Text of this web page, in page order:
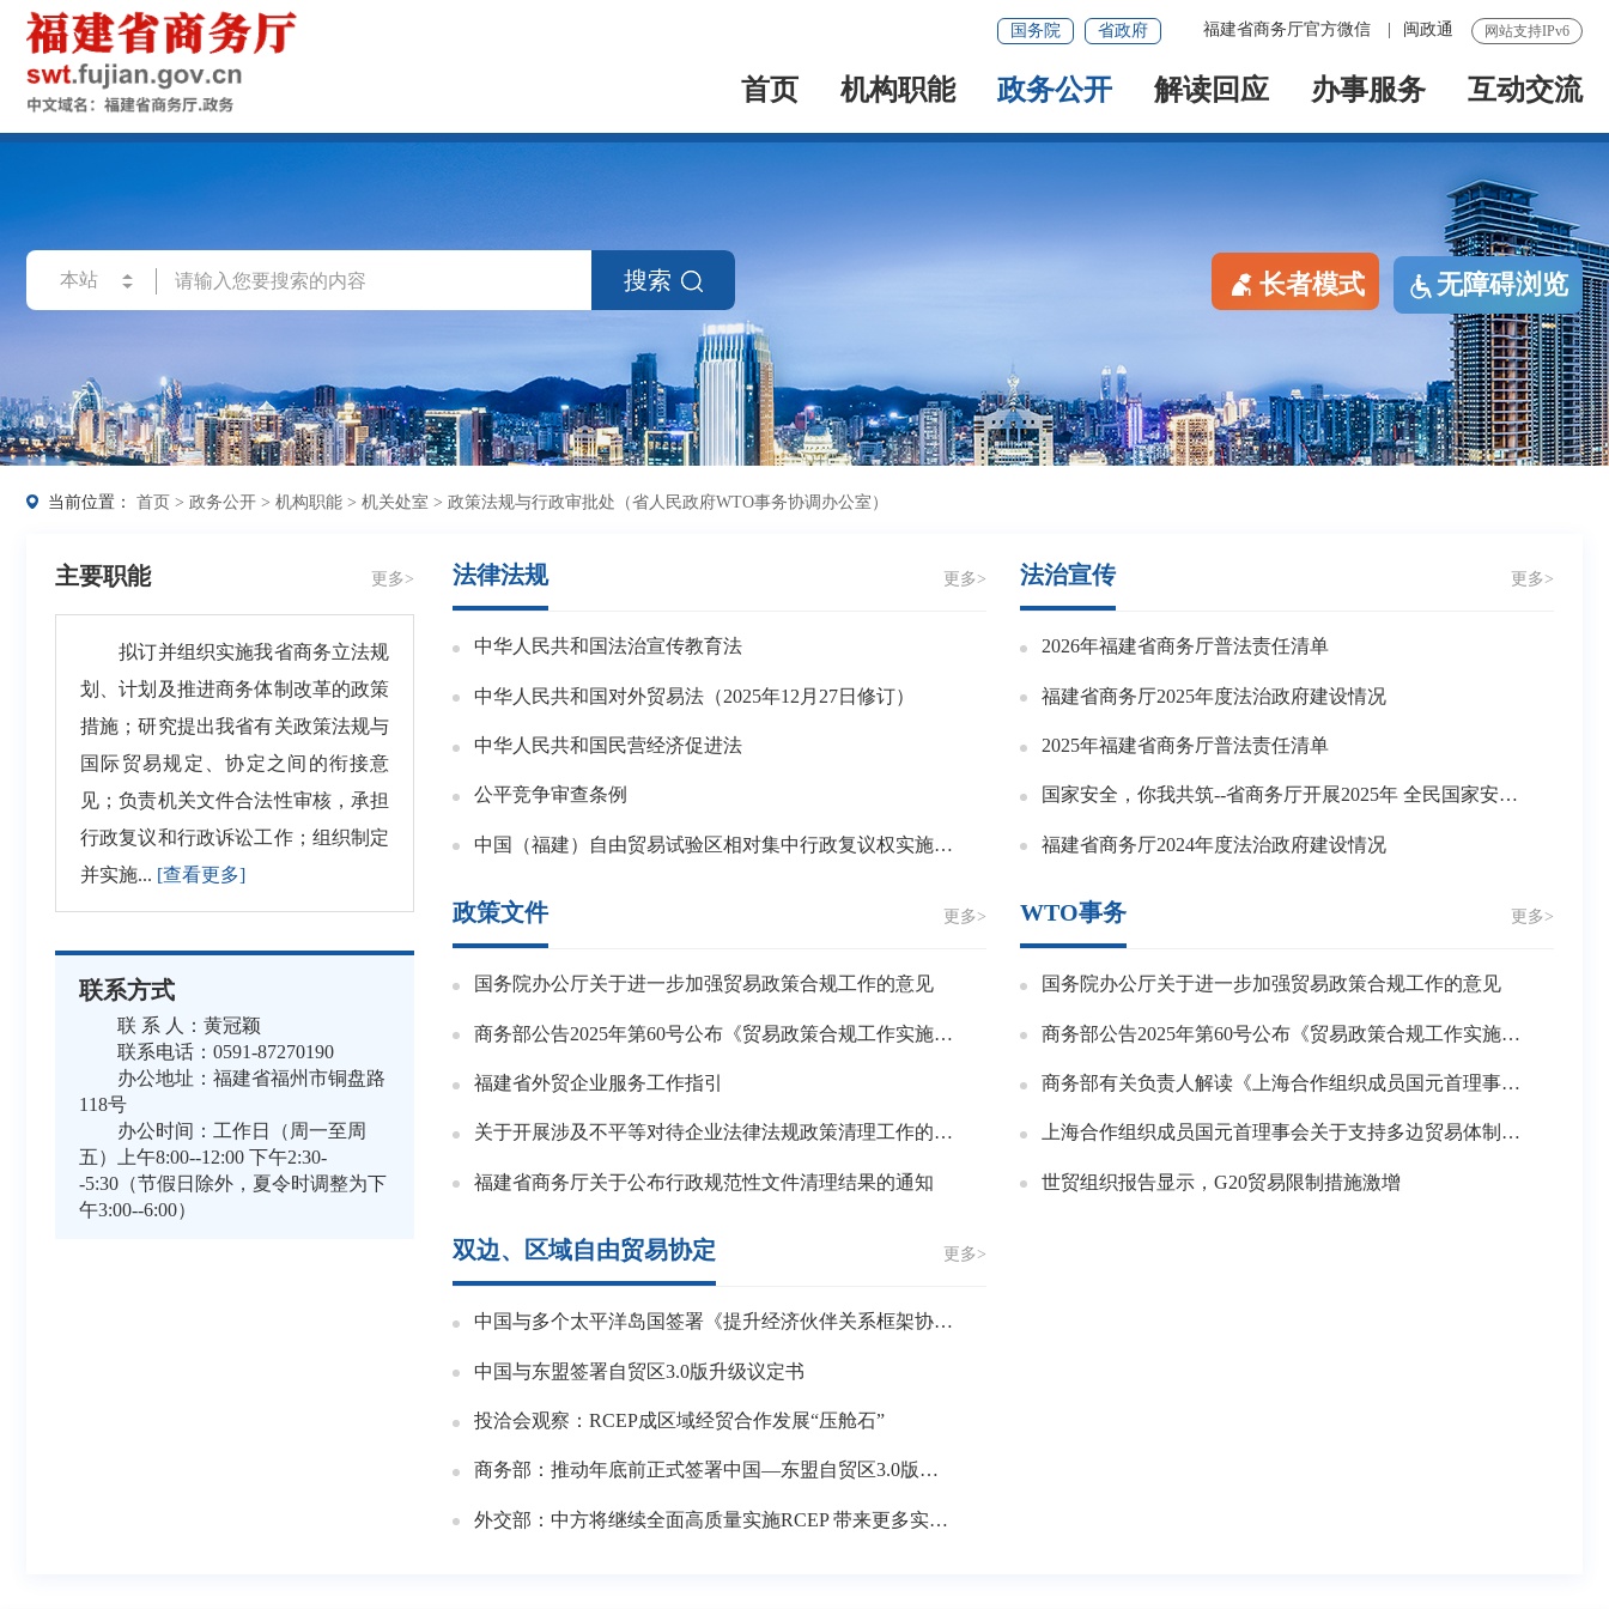
网站支持IPv6
福建省商务厅官方微信 闽政通
国务院 省政府
首页 机构职能 政务公开 解读回应 办事服务 互动交流
搜索 长者模式 无障碍浏览
当前位置： 首页 > 政务公开 > 机构职能 > 机关处室 > 政策法规与行政审批处（省人民政府WTO事务协调办公室）
主要职能 更多>
拟订并组织实施我省商务立法规
划、计划及推进商务体制改革的政策
措施；研究提出我省有关政策法规与
国际贸易规定、协定之间的衔接意
见；负责机关文件合法性审核，承担
行政复议和行政诉讼工作；组织制定
并实施... [查看更多]
联系方式
联 系 人：黄冠颖
联系电话：0591-87270190
办公地址：福建省福州市铜盘路
118号
办公时间：工作日（周一至周
五）上午8:00--12:00 下午2:30-
-5:30（节假日除外，夏令时调整为下
午3:00--6:00）
法律法规 更多>
中华人民共和国法治宣传教育法
中华人民共和国对外贸易法（2025年12月27日修订）
中华人民共和国民营经济促进法
公平竞争审查条例
中国（福建）自由贸易试验区相对集中行政复议权实施办法
法治宣传 更多>
2026年福建省商务厅普法责任清单
福建省商务厅2025年度法治政府建设情况
2025年福建省商务厅普法责任清单
国家安全，你我共筑--省商务厅开展2025年 全民国家安全教育日普法宣传活动
福建省商务厅2024年度法治政府建设情况
政策文件 更多>
国务院办公厅关于进一步加强贸易政策合规工作的意见
商务部公告2025年第60号公布《贸易政策合规工作实施办法》
福建省外贸企业服务工作指引
关于开展涉及不平等对待企业法律法规政策清理工作的公告
福建省商务厅关于公布行政规范性文件清理结果的通知
WTO事务 更多>
国务院办公厅关于进一步加强贸易政策合规工作的意见
商务部公告2025年第60号公布《贸易政策合规工作实施办法》
商务部有关负责人解读《上海合作组织成员国元首理事会关于支持多边贸易体制的声明》
上海合作组织成员国元首理事会关于支持多边贸易体制的声明
世贸组织报告显示，G20贸易限制措施激增
双边、区域自由贸易协定 更多>
中国与多个太平洋岛国签署《提升经济伙伴关系框架协定》
中国与东盟签署自贸区3.0版升级议定书
投洽会观察：RCEP成区域经贸合作发展“压舱石”
商务部：推动年底前正式签署中国—东盟自贸区3.0版升级议定书
外交部：中方将继续全面高质量实施RCEP 带来更多实实在在成果